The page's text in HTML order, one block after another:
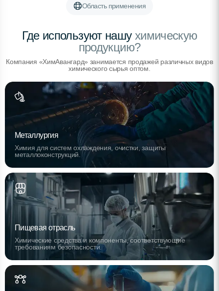
Область применения
Где используют нашухимическую
продукцию?
Компания «ХимАвангард» занимается продажей различных видов
химического сырья оптом.
Металлургия
Химия для систем охлаждения, очистки, защиты
металлоконструкций.
Пищевая отрасль
Химические средства и компоненты, соответствующие
требованиям безопасности.